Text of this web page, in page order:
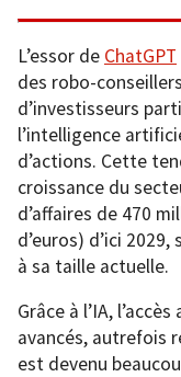
L’essor de ChatGPT
des robo-
d’investisseurs
l’intelligence
d’actions. Cette
croissance du
d’affaires de 470
d’euros) d’ici
à sa taille actuelle.
Grâce à l’IA,
avancés, autrefois
est devenu